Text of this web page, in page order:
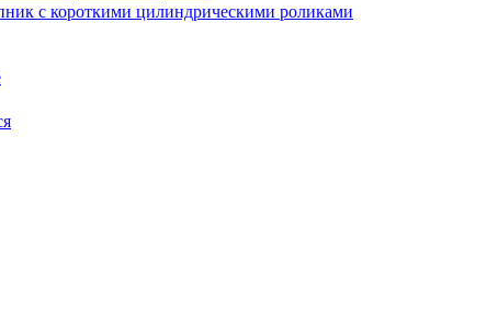
с короткими цилиндрическими роликами